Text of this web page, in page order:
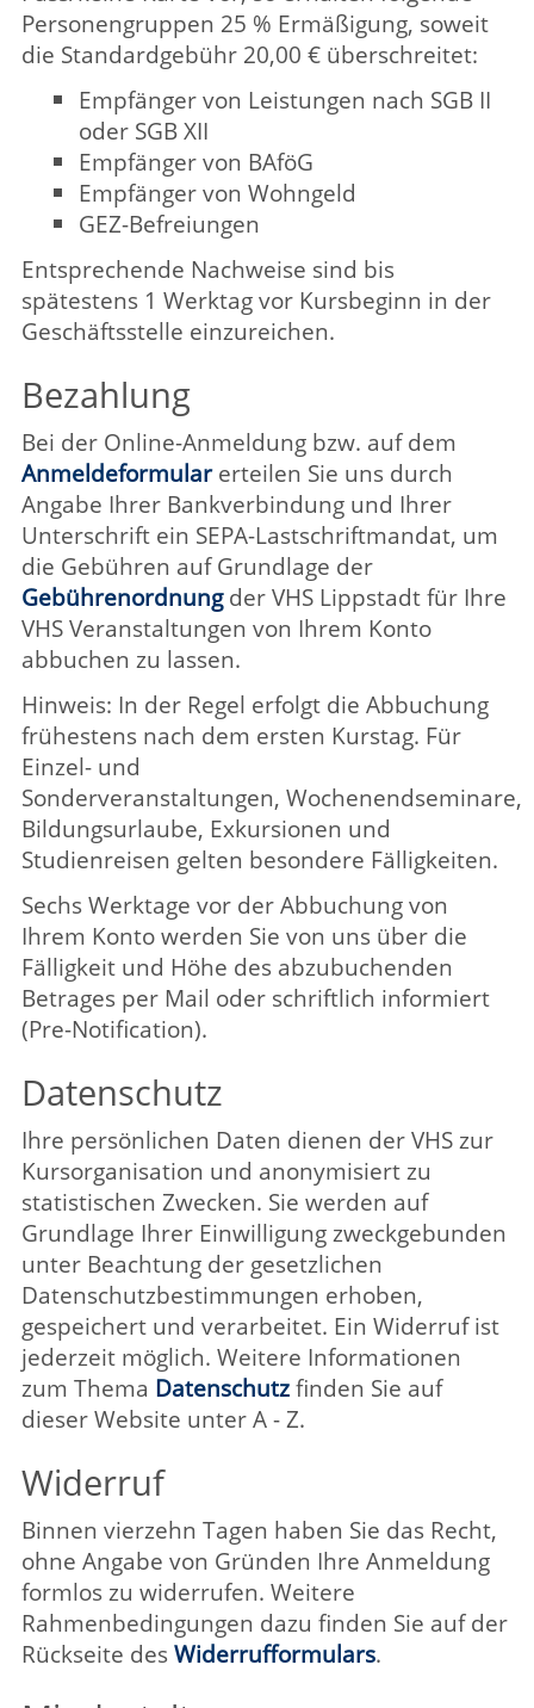
Datenschutz
Ihre persönlichen Daten dienen der VHS zur
Kursorganisation und anonymisiert zu
statistischen Zwecken. Sie werden auf
Grundlage Ihrer Einwilligung zweckgebunden
unter Beachtung der gesetzlichen
Datenschutzbestimmungen erhoben,
gespeichert und verarbeitet. Ein Widerruf ist
jederzeit möglich. Weitere Informationen
zum ThemaDatenschutzfinden Sie auf
dieser Website unter A - Z.
Binnen vierzehn Tagen haben Sie das Recht,
ohne Angabe von Gründen Ihre Anmeldung
formlos zu widerrufen. Weitere
Rahmenbedingungen dazu finden Sie auf der
Rückseite desWiderrufformulars.
Mindestalter
Grundsätzlich ist die Teilnahme an den VHS-
Veranstaltungen ab 16 Jahren möglich.
Nur an den Kursen aus dem Sachbereich
unter 16 Jahren teilnehmen. Achten Sie hier
bitte auf die Altersangaben der
Kursbeschreibungen und geben Sie bei der
Anmeldung - über Mehrfachanmeldung - das
Geburtsjahr Ihres Kindes an.
Feedback
Anregungen und Beschwerden: Helfen Sie
uns, für Sie noch besser zu werden! Teilen Sie
uns Ihre Wünsche, Ideen, Anregungen oder
Beschwerden mit. Oder sagen Sie uns Ihre
Meinung. Ihr Feedback kann uns auf
unterschiedlichen Wegen erreichen:
rufen Sie uns an unter 02941 2895-0
schreiben Sie uns eine Mail an
vhs@lippstadt.de
nutzen unseren Lob-Kritik-Briefkasten
für Anregungen am Eingang der VHS-
Geschäftsstelle in Lippstadt
nutzen Sie den Feedbackbogen in Ihrem
Kurs (jedes Semester wählen wir einen
Teil der Kurse aus und verteilen
Fragebögen an Teilnehmende und
Kursleitung)
Leitbild
Folgen Sie dem Link zumVHS-Leitbild
VolkshochschuleLIPPSTADT
Lippstadt-Anröchte-Erwitte-Rüthen-Warstein
Barthstraße 2| 59557 Lippstadt